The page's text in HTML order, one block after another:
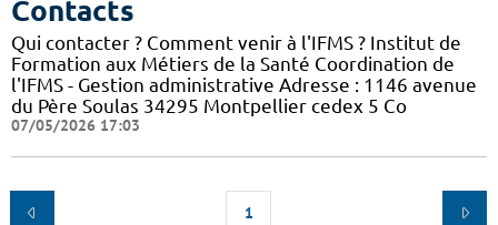
Contacts
Qui contacter ? Comment venir à l'IFMS ? Institut de
Formation aux Métiers de la Santé Coordination de
l'IFMS - Gestion administrative Adresse : 1146 avenue
du Père Soulas 34295 Montpellier cedex 5 Co
07/05/2026 17:03
1